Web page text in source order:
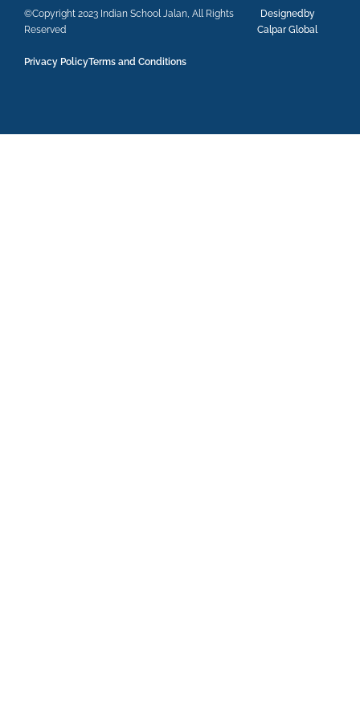
©Copyright 2023 Indian School Jalan, All Rights
Reserved
Designedby
Calpar Global
Privacy PolicyTerms and Conditions